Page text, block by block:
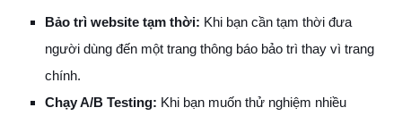
Bảo trì website tạm thời: Khi bạn cần tạm thời đưa
người dùng đến một trang thông báo bảo trì thay vì trang
chính.
Chạy A/B Testing: Khi bạn muốn thử nghiệm nhiều